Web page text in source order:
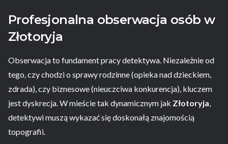
Profesjonalna obserwacja osób w
Złotoryja
Obserwacja to fundament pracy detektywa. Niezależnie od
tego, czy chodzi o sprawy rodzinne (opieka nad dzieckiem,
zdrada), czy biznesowe (nieuczciwa konkurencja), kluczem
jest dyskrecja. W mieście tak dynamicznym jak Złotoryja,
detektywi muszą wykazać się doskonałą znajomością
topografii.